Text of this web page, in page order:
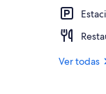
Ver todas